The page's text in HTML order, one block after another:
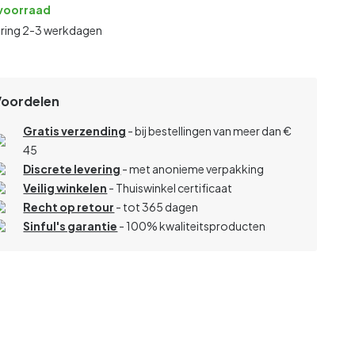
2-3 werkdagen
Gratis verzending - bij bestellingen van meer dan €
45
Discrete levering - met anonieme verpakking
Veilig winkelen - Thuiswinkel certificaat
Recht op retour - tot 365 dagen
Sinful's garantie - 100% kwaliteitsproducten